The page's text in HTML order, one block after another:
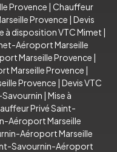
Provence | Chauffeur
Provence | Devis
à disposition VTC Mimet |
Aéroport Marseille
Marseille Provence |
Marseille Provence |
Provence | Devis VTC
Savournin | Mise à
Privé Saint-
Aéroport Marseille
Aéroport Marseille
Savournin-Aéroport